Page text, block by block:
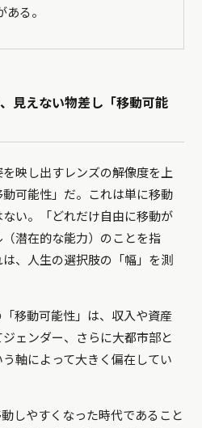
る。
見えない物差し「移動可能
映し出すレンズの解像度を上
可能性」だ。これは単に移動
い。「どれだけ自由に移動が
潜在的な能力）のことを指
、人生の選択肢の「幅」を測
移動可能性」は、収入や資産
ェンダー、さらに大都市部と
軸によって大きく偏在してい
動しやすくなった時代であること